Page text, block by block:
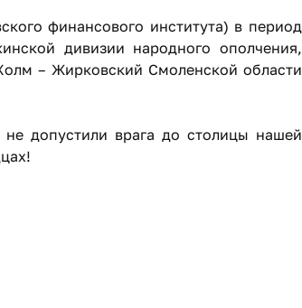
финансового института) в период
дивизии народного ополчения,
– Жирковский Смоленской области
допустили врага до столицы нашей